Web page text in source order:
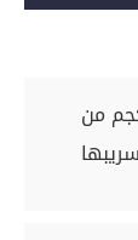
ضبط 815 كجم من